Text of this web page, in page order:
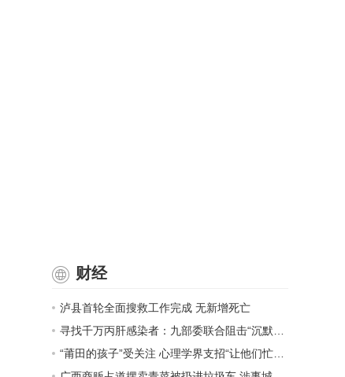
财经
泸县首轮全面搜救工作完成 无新增死亡